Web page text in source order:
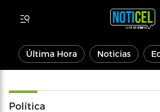
Última Hora Noticias
Política